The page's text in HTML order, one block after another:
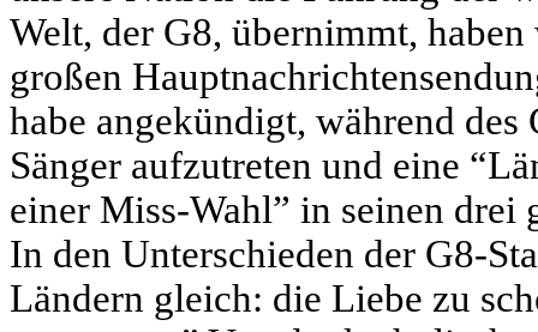
Welt, der G8, übernimmt,
großen
habe angekündigt, während
Sänger aufzutreten und eine
einer Miss-Wahl” in seinen drei
In den Unterschieden der G8-
Ländern gleich: die Liebe zu